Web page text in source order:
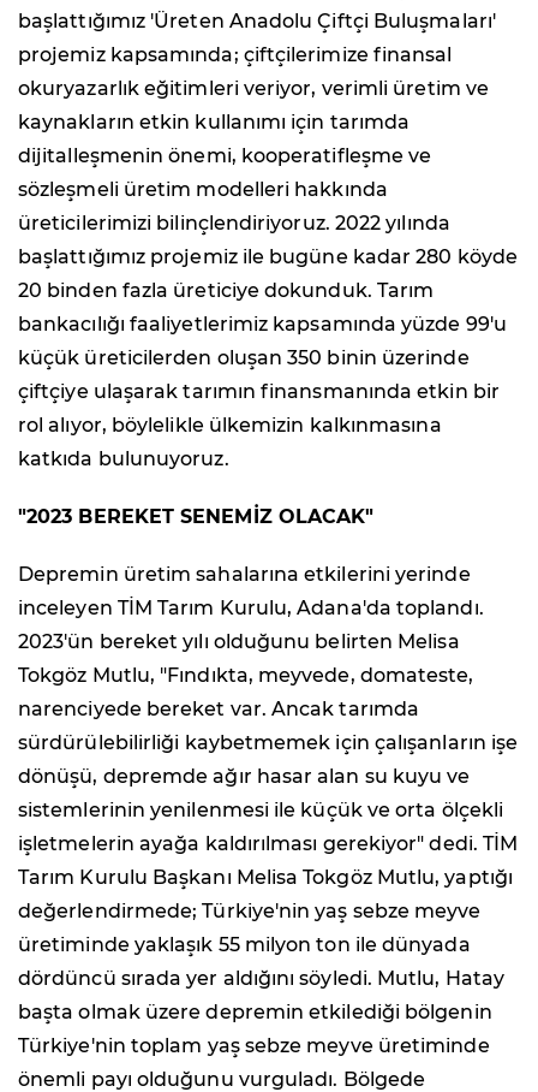
başlattığımız 'Üreten Anadolu Çiftçi Buluşmaları'
projemiz kapsamında; çiftçilerimize finansal
okuryazarlık eğitimleri veriyor, verimli üretim ve
kaynakların etkin kullanımı için tarımda
dijitalleşmenin önemi, kooperatifleşme ve
sözleşmeli üretim modelleri hakkında
üreticilerimizi bilinçlendiriyoruz. 2022 yılında
başlattığımız projemiz ile bugüne kadar 280 köyde
20 binden fazla üreticiye dokunduk. Tarım
bankacılığı faaliyetlerimiz kapsamında yüzde 99'u
küçük üreticilerden oluşan 350 binin üzerinde
çiftçiye ulaşarak tarımın finansmanında etkin bir
rol alıyor, böylelikle ülkemizin kalkınmasına
katkıda bulunuyoruz.
"2023 BEREKET SENEMİZ OLACAK"
Depremin üretim sahalarına etkilerini yerinde
inceleyen TİM Tarım Kurulu, Adana'da toplandı.
2023'ün bereket yılı olduğunu belirten Melisa
Tokgöz Mutlu, "Fındıkta, meyvede, domateste,
narenciyede bereket var. Ancak tarımda
sürdürülebilirliği kaybetmemek için çalışanların işe
dönüşü, depremde ağır hasar alan su kuyu ve
sistemlerinin yenilenmesi ile küçük ve orta ölçekli
işletmelerin ayağa kaldırılması gerekiyor" dedi. TİM
Tarım Kurulu Başkanı Melisa Tokgöz Mutlu, yaptığı
değerlendirmede; Türkiye'nin yaş sebze meyve
üretiminde yaklaşık 55 milyon ton ile dünyada
dördüncü sırada yer aldığını söyledi. Mutlu, Hatay
başta olmak üzere depremin etkilediği bölgenin
Türkiye'nin toplam yaş sebze meyve üretiminde
önemli payı olduğunu vurguladı. Bölgede